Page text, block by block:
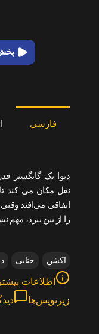
پخش
فارسی
دیوا یک گانگستر
نقل مکان می کند
اتفاقی می‌افتد
را از بین ببرد،
اکشن جنایی
اطلاعات بیشتر
زیرنویس‌ها